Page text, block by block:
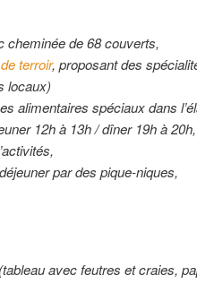
cheminée de 68 couverts,
terroir, proposant des
locaux)
alimentaires spéciaux dans
12h à 13h / dîner 19h à 20h,
par des pique-niques,
avec feutres et craies,